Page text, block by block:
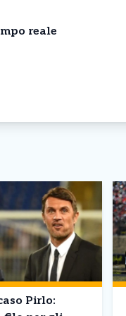
reale
Pirlo: